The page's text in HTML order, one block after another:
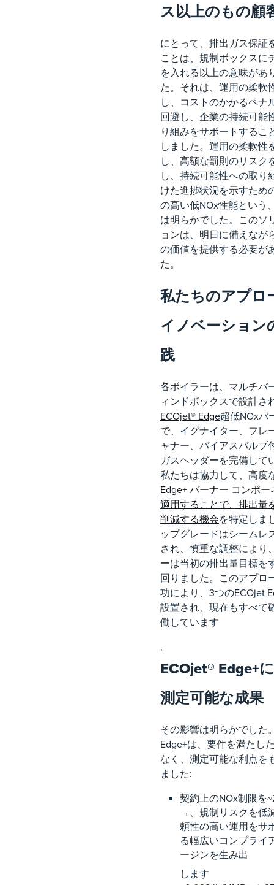
ス以上のもの顧
にとって、排出ガス保証
ことは、規制ボックスに
を入れる以上の意味があ
た。それは、運用の柔軟
し、コストのかかるペナ
回避し、企業の持続可能
り組みをサポートするこ
しました。運用の柔軟性
し、高額な罰則のリスク
し、持続可能性への取り
けた進捗状況を示すため
の高い低NOx性能という
は明らかでした。このソ
ョンは、明日に備えなが
の価値を提供する必要が
た。
私たちのアプロ
イノベーション
践
各ボイラーは、マルチバ
ィンドボックスで設計さ
ECOjet® Edge超低NOxバ
で、イグナイター、フレ
ャナー、バイアスバルブ
ガスヘッダーを完備して
私たちは協力して、高度
Edge+ バーナー コンポ
適用することで、排出量
削減する機会を特定しま
ップグレードはシームレ
され、慎重な調整により
ーは当初の排出量目標を
回りました。このアプロ
功により、3つのECOjet
設置され、現在もすべて
働しています
。
ECOjet® Edge+
測定可能な成果
その影響は明らかでした
Edge+は、要件を満たし
なく、測定可能な利点を
ました:
契約上のNOx制限を
→、規制リスクを低
頼性の高い運用をサ
る幅広いコンプライ
ージンを生み出
します